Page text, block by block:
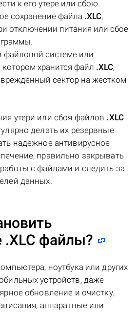
к его утере или сбою.
сохранение файла .XLC,
отключении питания или сбое
файловой системе или
котором хранится файл .XLC,
сектор на жестком
утери или сбоя файлов .XLC
делать их резервные
надежное антивирусное
правильно закрывать
с файлами и следить за
данных.
.XLC файлы?
ноутбука или других
устройств, даже
обновление и очистку,
аппаратные или